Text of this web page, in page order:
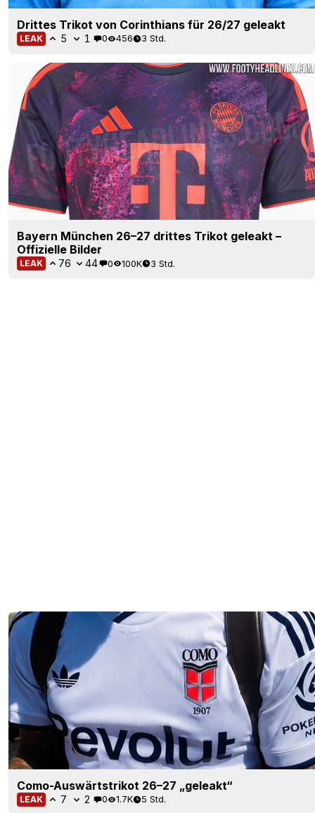
Drittes Trikot von Corinthians für 26/27 geleakt
LEAK 5 1 0 456 3 Std.
Bayern München 26–27 drittes Trikot geleakt –
Offizielle Bilder
LEAK 76 44 0 100K 3 Std.
Como-Auswärtstrikot 26–27 „geleakt“
LEAK 7 2 0 1.7K 5 Std.